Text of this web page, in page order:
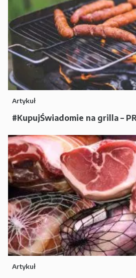
Artykuł
#KupujŚwiadomie na grilla –
Artykuł